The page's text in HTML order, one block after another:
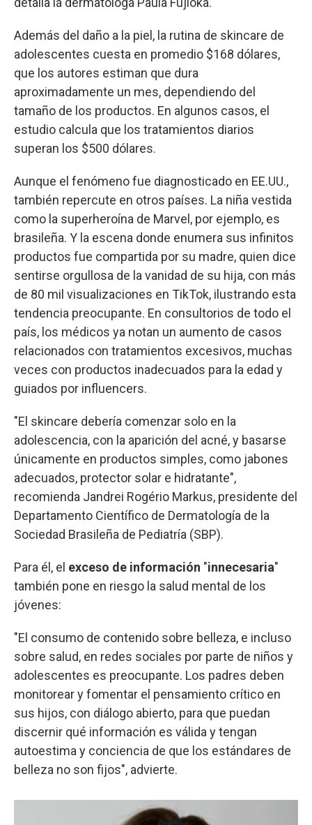
Además del daño a la piel, la rutina de skincare de
adolescentes cuesta en promedio $168 dólares,
que los autores estiman que dura
aproximadamente un mes, dependiendo del
tamaño de los productos. En algunos casos, el
estudio calcula que los tratamientos diarios
superan los $500 dólares.
Aunque el fenómeno fue diagnosticado en EE.UU.,
también repercute en otros países. La niña vestida
como la superheroína de Marvel, por ejemplo, es
brasileña. Y la escena donde enumera sus infinitos
productos fue compartida por su madre, quien dice
sentirse orgullosa de la vanidad de su hija, con más
de 80 mil visualizaciones en TikTok, ilustrando esta
tendencia preocupante. En consultorios de todo el
país, los médicos ya notan un aumento de casos
relacionados con tratamientos excesivos, muchas
veces con productos inadecuados para la edad y
guiados por influencers.
"El skincare debería comenzar solo en la
adolescencia, con la aparición del acné, y basarse
únicamente en productos simples, como jabones
adecuados, protector solar e hidratante",
recomienda Jandrei Rogério Markus, presidente del
Departamento Científico de Dermatología de la
Sociedad Brasileña de Pediatría (SBP).
Para él, el exceso de información "innecesaria"
también pone en riesgo la salud mental de los
jóvenes:
"El consumo de contenido sobre belleza, e incluso
sobre salud, en redes sociales por parte de niños y
adolescentes es preocupante. Los padres deben
monitorear y fomentar el pensamiento crítico en
sus hijos, con diálogo abierto, para que puedan
discernir qué información es válida y tengan
autoestima y conciencia de que los estándares de
belleza no son fijos", advierte.